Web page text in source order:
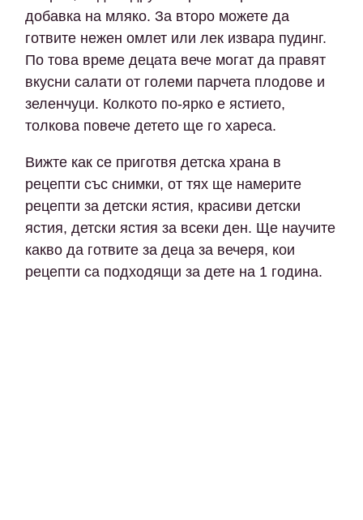
добавка на мляко. За второ можете да
готвите нежен омлет или лек извара пудинг.
По това време децата вече могат да правят
вкусни салати от големи парчета плодове и
зеленчуци. Колкото по-ярко е ястието,
толкова повече детето ще го хареса.
Вижте как се приготвя детска храна в
рецепти със снимки, от тях ще намерите
рецепти за детски ястия, красиви детски
ястия, детски ястия за всеки ден. Ще научите
какво да готвите за деца за вечеря, кои
рецепти са подходящи за дете на 1 година.